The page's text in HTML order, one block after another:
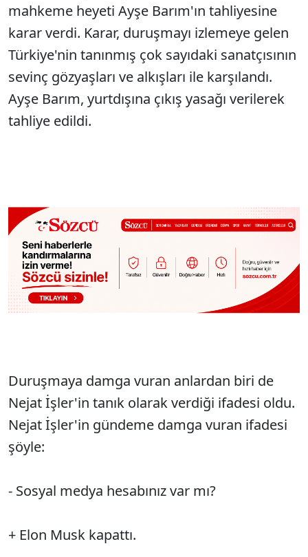
mahkeme heyeti Ayşe Barım'ın tahliyesine
karar verdi. Karar, duruşmayı izlemeye gelen
Türkiye'nin tanınmış çok sayıdaki sanatçısının
sevinç gözyaşları ve alkışları ile karşılandı.
Ayşe Barım, yurtdışına çıkış yasağı verilerek
tahliye edildi.
Duruşmaya damga vuran anlardan biri de
Nejat İşler'in tanık olarak verdiği ifadesi oldu.
Nejat İşler'in gündeme damga vuran ifadesi
şöyle:
- Sosyal medya hesabınız var mı?
+ Elon Musk kapattı.